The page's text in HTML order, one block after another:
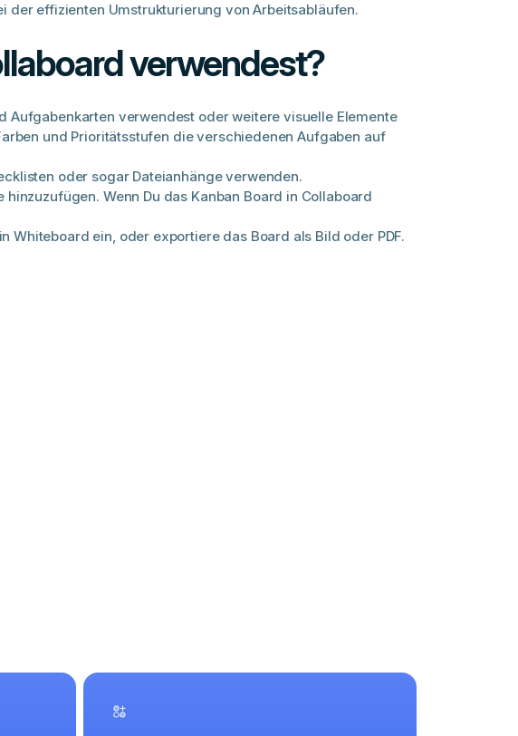
der effizienten Umstrukturierung von Arbeitsabläufen.
verwendest?
Aufgabenkarten verwendest oder weitere visuelle Elemente
und Prioritätsstufen die verschiedenen Aufgaben auf
oder sogar Dateianhänge verwenden.
Wenn Du das Kanban Board in Collaboard
ein, oder exportiere das Board als Bild oder PDF.